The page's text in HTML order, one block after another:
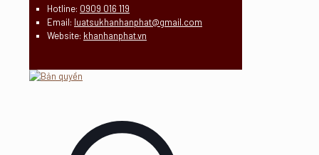
Hotline: 0909 016 119
Email: luatsukhanhanphat@gmail.com
Website: khanhanphat.vn